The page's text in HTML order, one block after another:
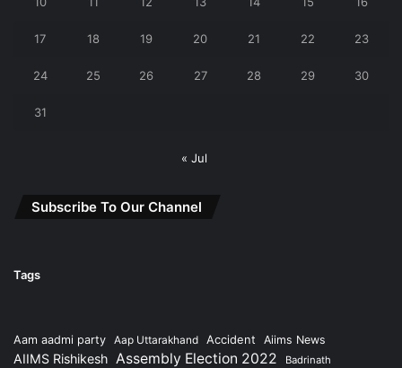
17 18 19 20 21 22 23
24 25 26 27 28 29 30
31
« Jul
Subscribe To Our Channel
Tags
Aam aadmi party Aap Uttarakhand Accident Aiims News
AIIMS Rishikesh Assembly Election 2022 Badrinath